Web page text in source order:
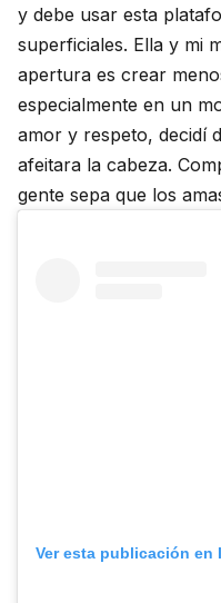
y debe usar esta
superficiales. Ella y mi
apertura es crear
especialmente en un
amor y respeto, decidí
afeitara la cabeza.
gente sepa que los
Ver esta publicación en